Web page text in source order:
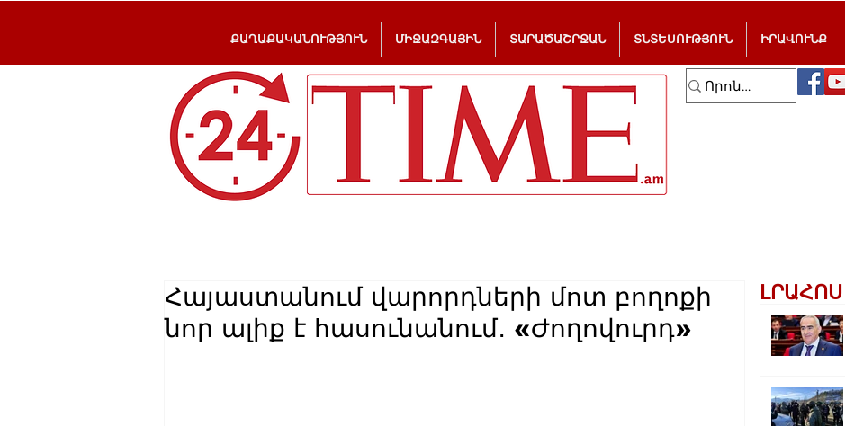
ՔԱՂԱՔԱԿԱՆՈՒԹՅՈՒՆ ՄԻՋԱԶԳԱՅԻՆ ՏԱՐԱԾԱՇՐՋԱՆ ՏՆՏԵՍՈՒԹՅՈՒՆ ԻՐԱՎՈՒՆՔ
Հայաստանում վարորդների մոտ բողոքի
նոր ալիք է հասունանում․ «Ժողովուրդ»
ԼՐԱՀՈՍ